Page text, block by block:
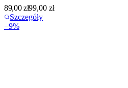
89,00zł99,00 zł
Szczegóły
−9%